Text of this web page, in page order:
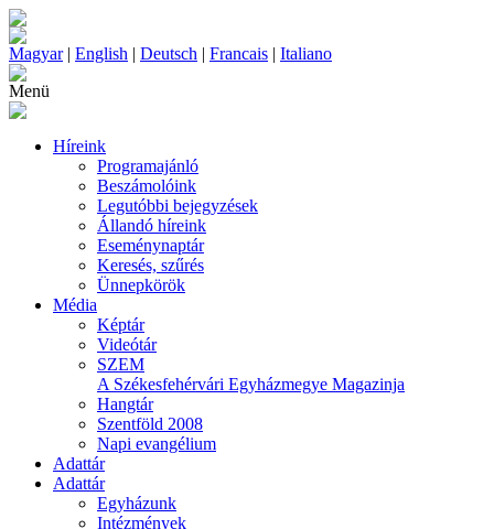
Magyar| English | Deutsch | Francais | Italiano
Menü
Híreink
Programajánló
Beszámolóink
Legutóbbi bejegyzések
Állandó híreink
Eseménynaptár
Keresés, szűrés
Ünnepkörök
Média
Képtár
Videótár
SZEM
A Székesfehérvári Egyházmegye Magazinja
Hangtár
Szentföld 2008
Napi evangélium
Adattár
Adattár
Egyházunk
Intézmények